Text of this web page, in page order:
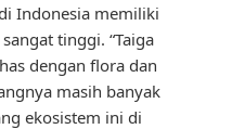
Indonesia memiliki
tinggi. “Taiga
dengan flora dan
masih banyak
ekosistem ini di